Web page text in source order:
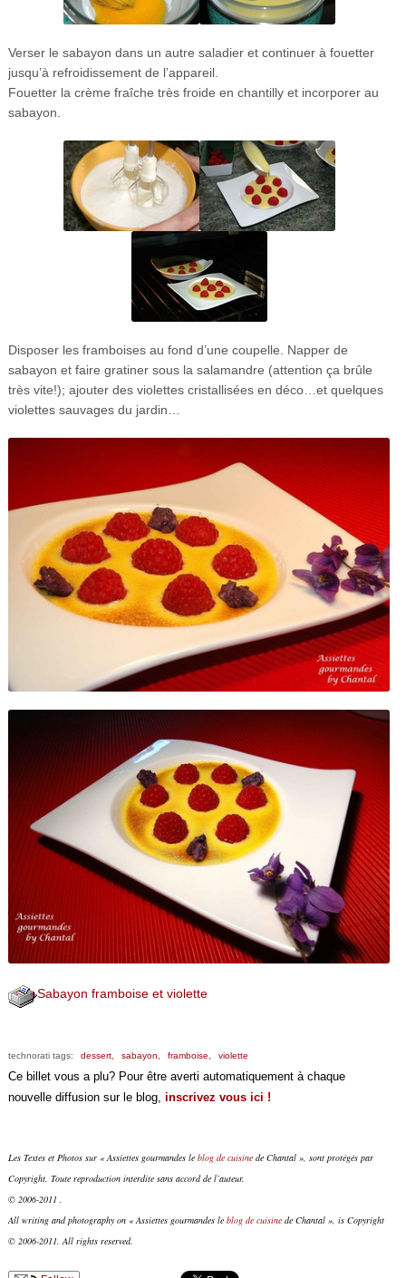
Verser le sabayon dans un autre saladier et continuer à fouetter
jusqu’à refroidissement de l’appareil.
Fouetter la crème fraîche très froide en chantilly et incorporer au
sabayon.
Disposer les framboises au fond d’une coupelle. Napper de
sabayon et faire gratiner sous la salamandre (attention ça brûle
très vite!); ajouter des violettes cristallisées en déco…et quelques
violettes sauvages du jardin…
Sabayon framboise et violette
technorati tags: dessert, sabayon, framboise, violette
Ce billet vous a plu? Pour être averti automatiquement à chaque
nouvelle diffusion sur le blog, inscrivez vous ici !
Les Textes et Photos sur « Assiettes gourmandes le blog de cuisinede Chantal », sont protégés par
Copyright. Toute reproduction interdite sans accord de l’auteur.
© 2006-2011 .
All writing and photography on « Assiettes gourmandes le blog de cuisinede Chantal », is Copyright
© 2006-2011. All rights reserved.